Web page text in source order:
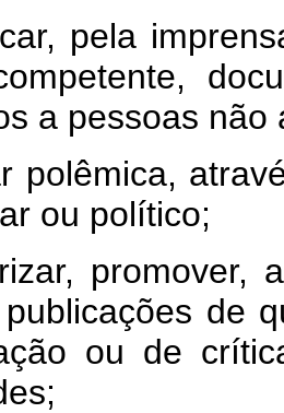
pela
a pessoas não
polêmica,
ou político;
promover,
de
ou de